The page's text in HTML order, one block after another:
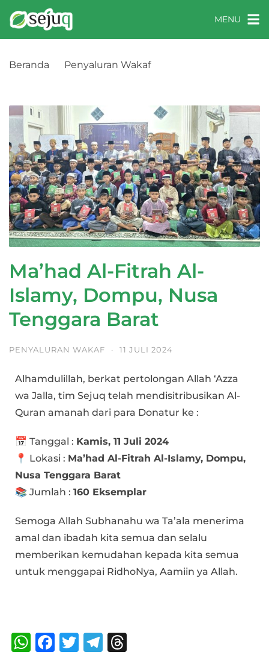
MENU
Beranda
Penyaluran Wakaf
Ma’had Al-Fitrah Al-
Islamy, Dompu, Nusa
Tenggara Barat
PENYALURAN WAKAF · 11 JULI 2024
Alhamdulillah, berkat pertolongan Allah ‘Azza
wa Jalla, tim Sejuq telah mendisitribusikan Al-
Quran amanah dari para Donatur ke :
📅 Tanggal : Kamis, 11 Juli 2024
📍 Lokasi : Ma’had Al-Fitrah Al-Islamy, Dompu,
Nusa Tenggara Barat
📚 Jumlah : 160 Eksemplar
Semoga Allah Subhanahu wa Ta’ala menerima
amal dan ibadah kita semua dan selalu
memberikan kemudahan kepada kita semua
untuk menggapai RidhoNya, Aamiin ya Allah.
W F
T
T